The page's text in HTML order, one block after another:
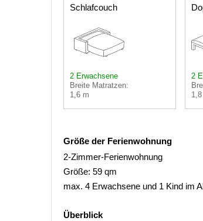
Schlafcouch
2 Erwachsene
Breite Matratzen:
1,6 m
2
Größe der Ferienwohnung
2-Zimmer-Ferienwohnung
Größe: 59 qm
max. 4 Erwachsene und 1 Kind im
Überblick